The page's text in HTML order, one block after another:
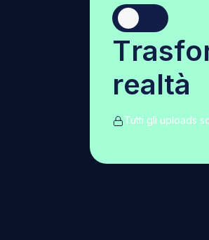
Trasfo
realtà
Tutti gli uploads